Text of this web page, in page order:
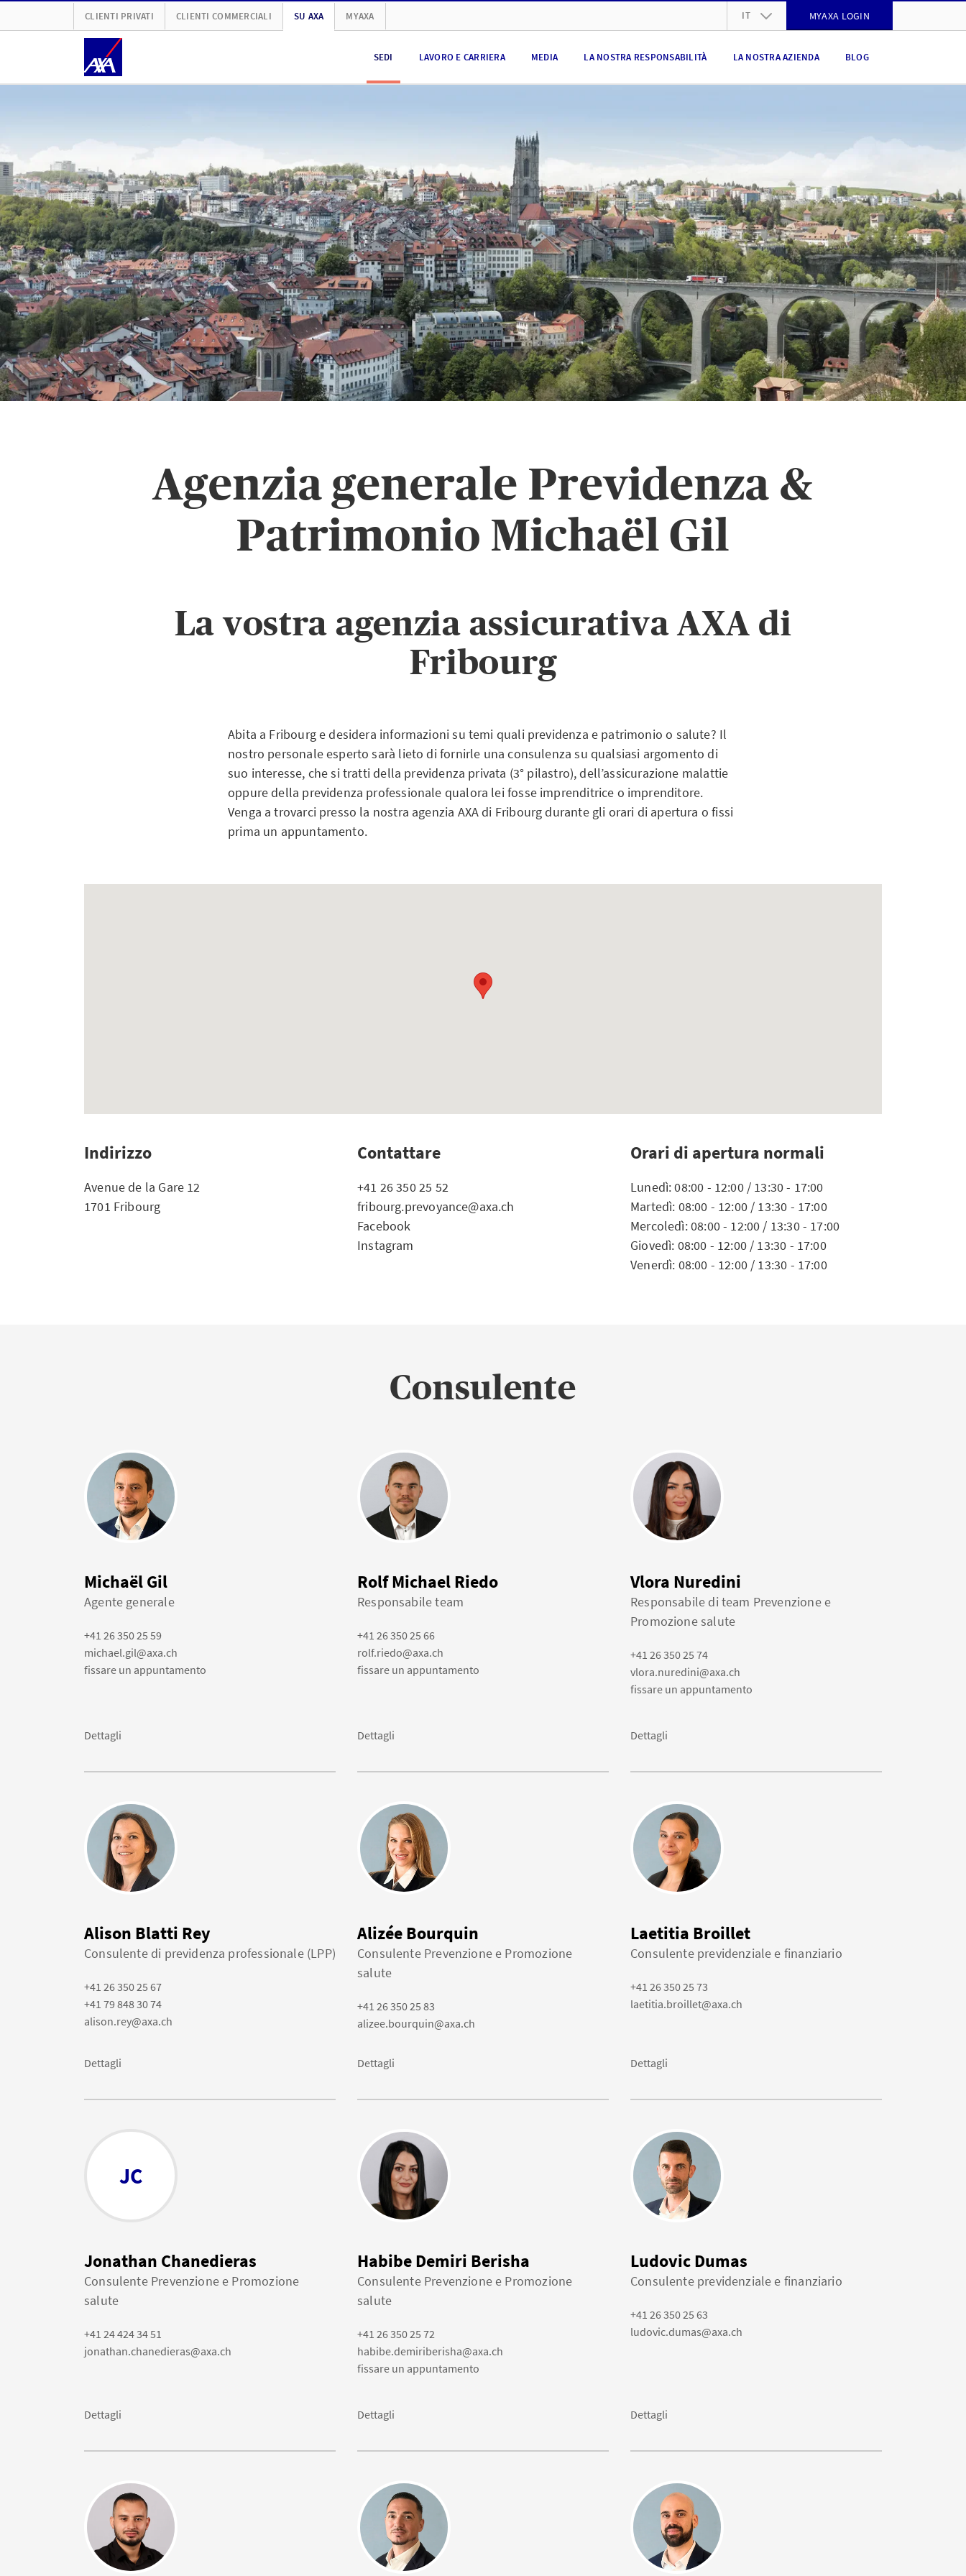
CLIENTI PRIVATI CLIENTI COMMERCIALI SU AXA MYAXA IT MYAXA LOGIN
SEDI LAVORO E CARRIERA MEDIA LA NOSTRA RESPONSABILITÀ LA NOSTRA AZIENDA BLOG
Agenzia generale Previdenza &
Patrimonio Michaël Gil
La vostra agenzia assicurativa AXA di
Fribourg
Abita a Fribourg e desidera informazioni su temi quali previdenza e patrimonio o salute? Il
nostro personale esperto sarà lieto di fornirle una consulenza su qualsiasi argomento di
suo interesse, che si tratti della previdenza privata (3° pilastro), dell’assicurazione malattie
oppure della previdenza professionale qualora lei fosse imprenditrice o imprenditore.
Venga a trovarci presso la nostra agenzia AXA di Fribourg durante gli orari di apertura o fissi
prima un appuntamento.
Indirizzo
Avenue de la Gare 12
1701 Fribourg
Contattare
+41 26 350 25 52
fribourg.prevoyance@axa.ch
Facebook
Instagram
Orari di apertura normali
Lunedì: 08:00 - 12:00 / 13:30 - 17:00
Martedì: 08:00 - 12:00 / 13:30 - 17:00
Mercoledì: 08:00 - 12:00 / 13:30 - 17:00
Giovedì: 08:00 - 12:00 / 13:30 - 17:00
Venerdì: 08:00 - 12:00 / 13:30 - 17:00
Consulente
Michaël Gil
Agente generale
+41 26 350 25 59
michael.gil@axa.ch
fissare un appuntamento
Dettagli
Rolf Michael Riedo
Responsabile team
+41 26 350 25 66
rolf.riedo@axa.ch
fissare un appuntamento
Dettagli
Vlora Nuredini
Responsabile di team Prevenzione e
Promozione salute
+41 26 350 25 74
vlora.nuredini@axa.ch
fissare un appuntamento
Dettagli
Alison Blatti Rey
Consulente di previdenza professionale (LPP)
+41 26 350 25 67
+41 79 848 30 74
alison.rey@axa.ch
Dettagli
Alizée Bourquin
Consulente Prevenzione e Promozione
salute
+41 26 350 25 83
alizee.bourquin@axa.ch
Dettagli
Laetitia Broillet
Consulente previdenziale e finanziario
+41 26 350 25 73
laetitia.broillet@axa.ch
Dettagli
JC
Jonathan Chanedieras
Consulente Prevenzione e Promozione
salute
+41 24 424 34 51
jonathan.chanedieras@axa.ch
Dettagli
Habibe Demiri Berisha
Consulente Prevenzione e Promozione
salute
+41 26 350 25 72
habibe.demiriberisha@axa.ch
fissare un appuntamento
Dettagli
Ludovic Dumas
Consulente previdenziale e finanziario
+41 26 350 25 63
ludovic.dumas@axa.ch
Dettagli